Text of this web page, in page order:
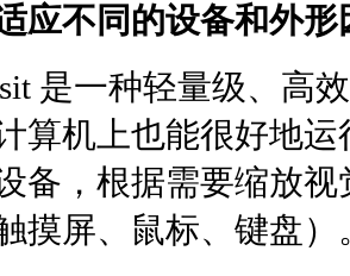
应不同的设备和外形
是一种轻量级、高
算机上也能很好地运
备，根据需要缩放
摸屏、鼠标、键盘